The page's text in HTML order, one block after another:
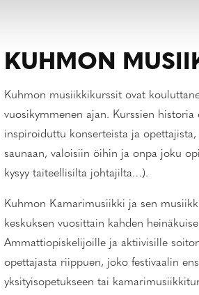
KUHMON
Kuhmon musiikkikurssit ovat
vuosikymmenen ajan. Kurssien
inspiroiduttu konserteista ja
saunaan, valoisiin öihin ja onpa joku
kysyy taiteellisilta johtajilta…).
Kuhmon Kamarimusiikki ja sen
keskuksen vuosittain kahden
Ammattiopiskelijoille ja aktiivisille
opettajasta riippuen, joko festivaalin
yksityisopetukseen tai